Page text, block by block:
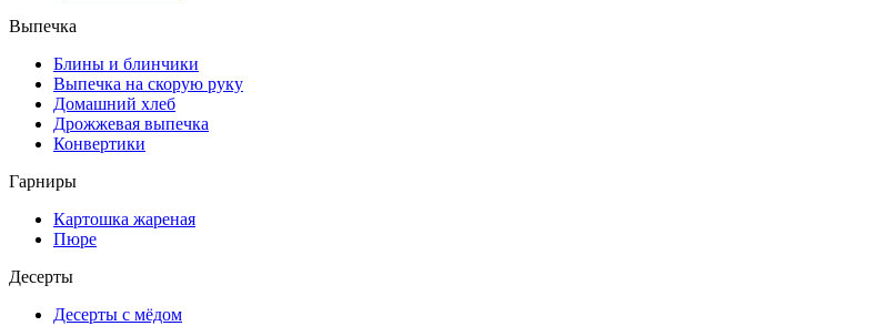
Выпечка
Блины и блинчики
Выпечка на скорую руку
Домашний хлеб
Дрожжевая выпечка
Конвертики
Гарниры
Картошка жареная
Пюре
Десерты
Десерты с мёдом